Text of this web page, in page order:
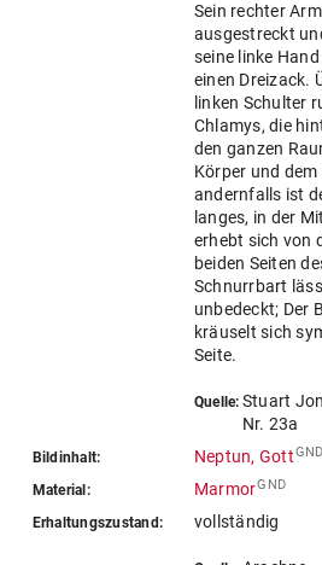
Sein rechter
ausgestreckt
seine linke
einen Dreizack.
linken Schulter
Chlamys, die
den ganzen
Körper und
andernfalls ist
langes, in der
erhebt sich von
beiden Seiten
Schnurrbart
unbedeckt; Der
kräuselt sich
Seite.
Quelle: Stuart
Nr. 23a
Bildinhalt: Neptun, GottGND
Material: MarmorGND
Erhaltungszustand: vollständig